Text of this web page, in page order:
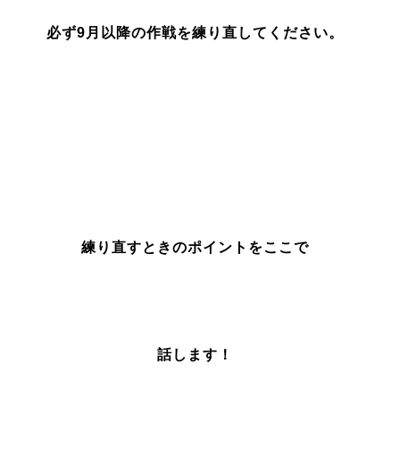
必ず9月以降の作戦を練り直してください。
練り直すときのポイントをここで
話します！